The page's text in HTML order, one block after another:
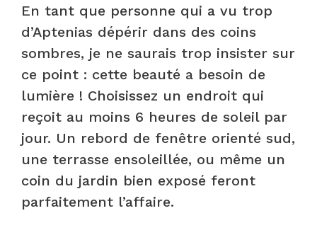
En tant que personne qui a vu trop
d’Aptenias dépérir dans des coins
sombres, je ne saurais trop insister sur
ce point : cette beauté a besoin de
lumière ! Choisissez un endroit qui
reçoit au moins 6 heures de soleil par
jour. Un rebord de fenêtre orienté sud,
une terrasse ensoleillée, ou même un
coin du jardin bien exposé feront
parfaitement l’affaire.